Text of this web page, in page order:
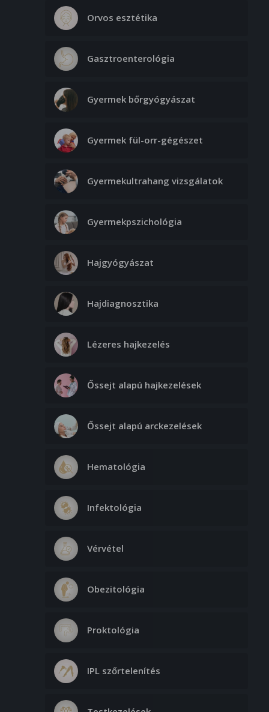
Orvos esztétika
Gasztroenterológia
Gyermek bőrgyógyászat
Gyermek fül-orr-gégészet
Gyermekultrahang vizsgálatok
Gyermekpszichológia
Hajgyógyászat
Hajdiagnosztika
Lézeres hajkezelés
Őssejt alapú hajkezelések
Őssejt alapú arckezelések
Hematológia
Infektológia
Vérvétel
Obezitológia
Proktológia
IPL szőrtelenítés